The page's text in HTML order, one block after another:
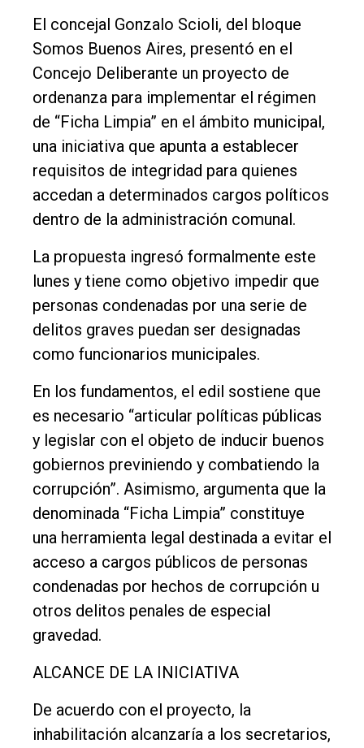
El
único
DIARIO
Balcarce
Inicio
Int.
General
Política
Cultura
Entrevistas
Rural
Deportes
Fúnebres
Edición
Empresa
Nosotros
Contacto
El concejal Gonzalo Scioli, del bloque
Somos Buenos Aires, presentó en el
Concejo Deliberante un proyecto de
ordenanza para implementar el régimen
de “Ficha Limpia” en el ámbito municipal,
una iniciativa que apunta a establecer
requisitos de integridad para quienes
accedan a determinados cargos políticos
dentro de la administración comunal.
La propuesta ingresó formalmente este
lunes y tiene como objetivo impedir que
personas condenadas por una serie de
delitos graves puedan ser designadas
como funcionarios municipales.
En los fundamentos, el edil sostiene que
es necesario “articular políticas públicas
y legislar con el objeto de inducir buenos
gobiernos previniendo y combatiendo la
corrupción”. Asimismo, argumenta que la
denominada “Ficha Limpia” constituye
una herramienta legal destinada a evitar el
acceso a cargos públicos de personas
condenadas por hechos de corrupción u
otros delitos penales de especial
gravedad.
ALCANCE DE LA INICIATIVA
De acuerdo con el proyecto, la
inhabilitación alcanzaría a los secretarios,